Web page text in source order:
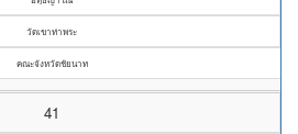
วัดเขาท่าพระ
คณะจังหวัดชัยนาท
41